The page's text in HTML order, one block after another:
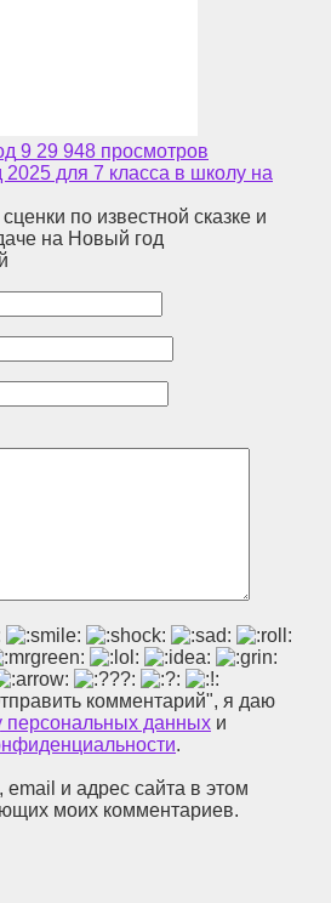
9 29 948 просмотров
для 7 класса в школу на
по известной сказке и
на Новый год
комментарий", я даю
персональных данных и
.
и адрес сайта в этом
моих комментариев.